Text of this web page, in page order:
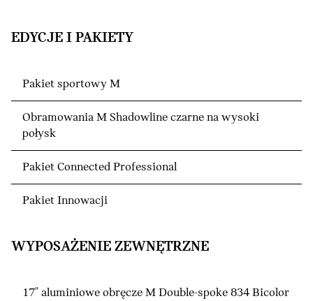
EDYCJE I PAKIETY
Pakiet sportowy M
Obramowania M Shadowline czarne na wysoki
połysk
Pakiet Connected Professional
Pakiet Innowacji
WYPOSAŻENIE ZEWNĘTRZNE
17" aluminiowe obręcze M Double-spoke 834 Bicolor